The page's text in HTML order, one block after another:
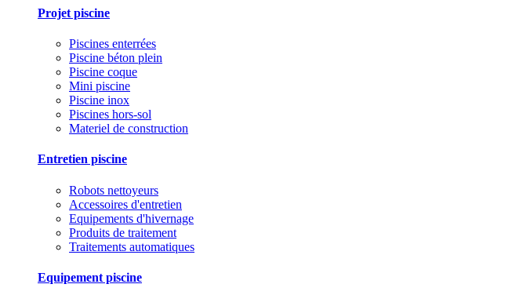
Projet piscine
Piscines enterrées
Piscine béton plein
Piscine coque
Mini piscine
Piscine inox
Piscines hors-sol
Materiel de construction
Entretien piscine
Robots nettoyeurs
Accessoires d'entretien
Equipements d'hivernage
Produits de traitement
Traitements automatiques
Equipement piscine